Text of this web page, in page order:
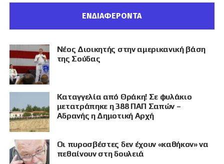
ΕΝΔΙΑΦΕΡΟΝΤΑ
Νέος Διοικητής στην αμερικανική βάση
της Σούδας
Καταγγελία από Θράκη! Σε φυλάκιο
μετατράπηκε η 388 ΠΑΠ Σαπών –
Αδρανής η Δημοτική Αρχή
Οι πυροσβέστες δεν έχουν «καθήκον» να
πεθαίνουν στη δουλειά